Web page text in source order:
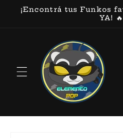
directamente
¡Encontrá tus Funkos
YA! 🔥